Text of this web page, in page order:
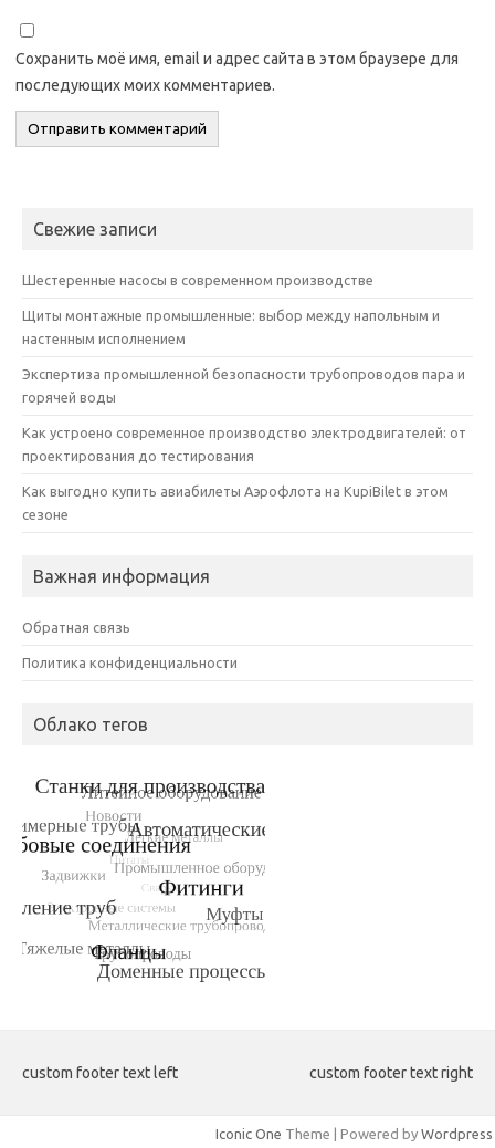
Сохранить моё имя, email и адрес сайта в этом браузере для
последующих моих комментариев.
Свежие записи
Шестеренные насосы в современном производстве
Щиты монтажные промышленные: выбор между напольным и
настенным исполнением
Экспертиза промышленной безопасности трубопроводов пара и
горячей воды
Как устроено современное производство электродвигателей: от
проектирования до тестирования
Как выгодно купить авиабилеты Аэрофлота на KupiBilet в этом
сезоне
Важная информация
Обратная связь
Политика конфиденциальности
Облако тегов
custom footer text left custom footer text right
Iconic One Theme | Powered by Wordpress